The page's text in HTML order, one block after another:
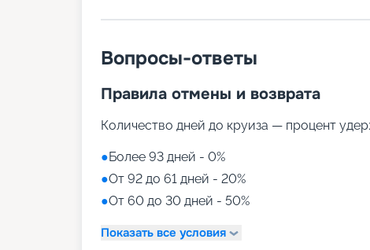
Вопросы-ответы
Правила отмены и возврата
Количество дней до круиза — процент
●Более 93 дней - 0%
●От 92 до 61 дней - 20%
●От 60 до 30 дней - 50%
Показать все условия